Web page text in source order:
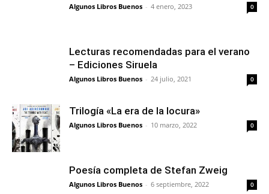
Algunos Libros Buenos - 4 enero, 2023 0
Lecturas recomendadas para el verano
– Ediciones Siruela
Algunos Libros Buenos - 24 julio, 2021 0
Trilogía «La era de la locura»
Algunos Libros Buenos - 10 marzo, 2022 0
Poesía completa de Stefan Zweig
Algunos Libros Buenos - 6 septiembre, 2022 0